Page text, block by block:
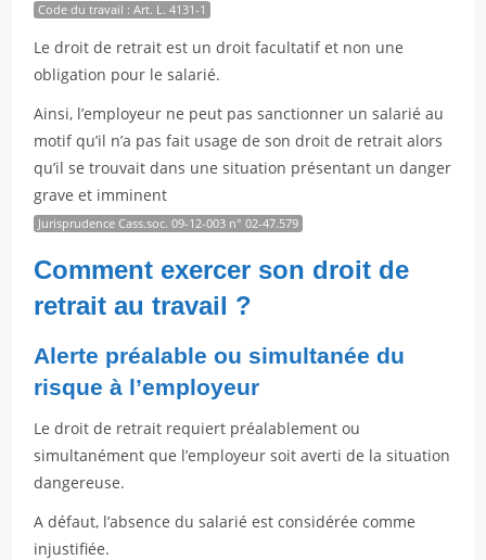
Code du travail : Art. L. 4131-1
Le droit de retrait est un droit facultatif et non une
obligation pour le salarié.
Ainsi, l’employeur ne peut pas sanctionner un salarié au
motif qu’il n’a pas fait usage de son droit de retrait alors
qu’il se trouvait dans une situation présentant un danger
grave et imminent
Jurisprudence Cass.soc. 09-12-003 n° 02-47.579
Comment exercer son droit de
retrait au travail ?
Alerte préalable ou simultanée du
risque à l’employeur
Le droit de retrait requiert préalablement ou
simultanément que l’employeur soit averti de la situation
dangereuse.
A défaut, l’absence du salarié est considérée comme
injustifiée.